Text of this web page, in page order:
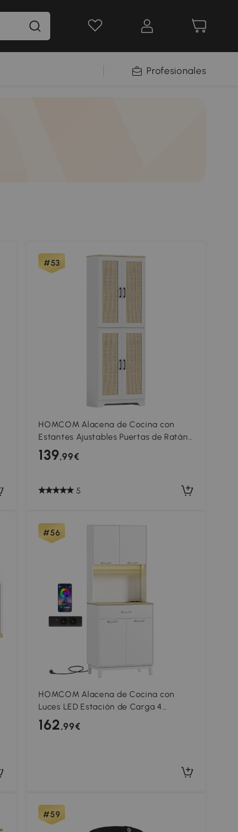
Profesionales
#53
HOMCOM Alacena de Cocina con
Estantes Ajustables Puertas de Ratán
y Sistema Anti-vuelco 60x30x170 cm
Blanco
139,99€
5
#56
HOMCOM Alacena de Cocina con
Luces LED Estación de Carga 4
Puertas Cajón Encimera Abierta
71x40x180 cm Blanco
162,99€
#59